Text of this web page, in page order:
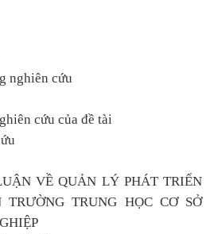
nghiên cứu
cứu của đề tài
VỀ QUẢN LÝ PHÁT TRIỂN
TRUNG HỌC CƠ SỞ